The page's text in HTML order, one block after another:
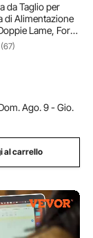
da Taglio per
di Alimentazione
Lame, Forza
Display LED, Set
da Taglio
e Software
(67)
Ago. 9 - Gio.
al carrello